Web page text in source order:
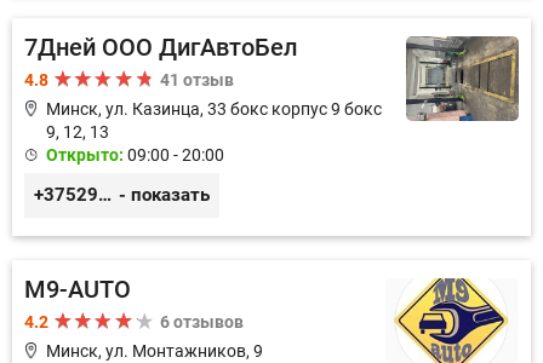
7Дней ООО ДигАвтоБел
4.8
41 отзыв
Минск, ул. Казинца, 33 бокс корпус 9 бокс
9, 12, 13
Открыто: 09:00 - 20:00
+375296518100 - показать
M9-AUTO
4.2
6 отзывов
Минск, ул. Монтажников, 9